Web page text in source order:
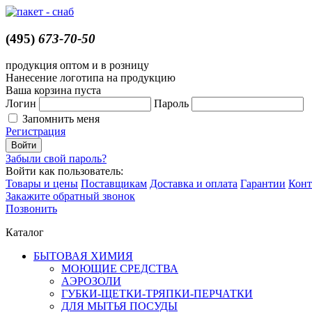
(495) 673-70-50
продукция оптом и в розницу
Нанесение логотипа на продукцию
Ваша корзина пуста
Логин
Пароль
Запомнить меня
Регистрация
Забыли свой пароль?
Войти как пользователь:
Товары и цены Поставщикам Доставка и оплата Гарантии
Закажите обратный звонок
Позвонить
Каталог
БЫТОВАЯ ХИМИЯ
МОЮЩИЕ СРЕДСТВА
АЭРОЗОЛИ
ГУБКИ-ЩЕТКИ-ТРЯПКИ-ПЕРЧАТКИ
ДЛЯ МЫТЬЯ ПОСУДЫ